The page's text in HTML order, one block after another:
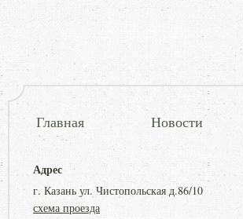
Главная Новости
Адрес
г. Казань ул. Чистопольская д.86/10
схема проезда